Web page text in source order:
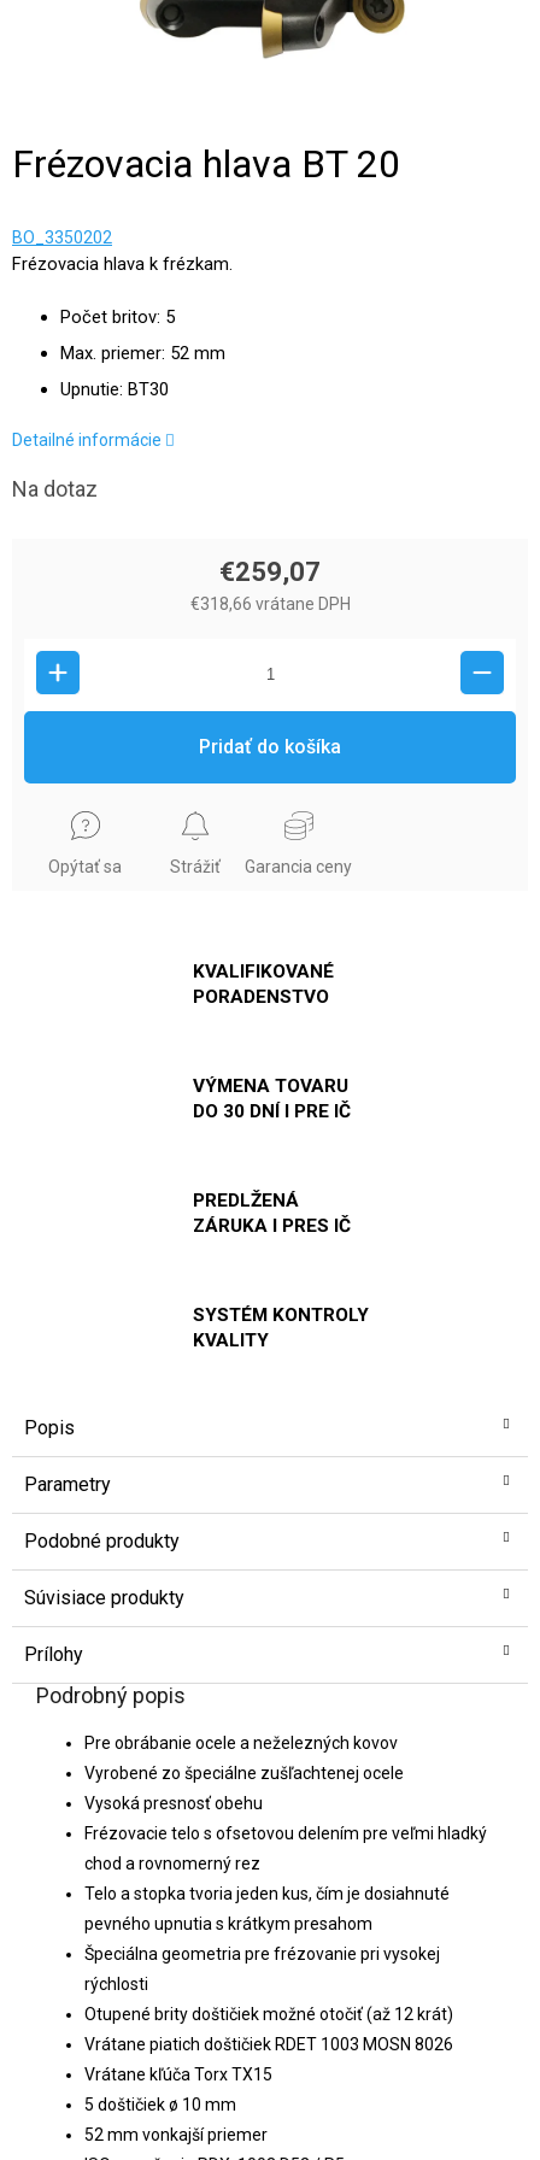
Frézovacia hlava BT 20
BO_3350202
Frézovacia hlava k frézkam.
Počet britov: 5
Max. priemer: 52 mm
Upnutie: BT30
Detailné informácie
Na dotaz
€259,07
€318,66 vrátane DPH
Pridať do košíka
Opýtať sa Strážiť Garancia ceny
KVALIFIKOVANÉ
PORADENSTVO
VÝMENA TOVARU
DO 30 DNÍ I PRE IČ
PREDLŽENÁ
ZÁRUKA I PRES IČ
SYSTÉM KONTROLY
KVALITY
Popis
Parametry
Podobné produkty
Súvisiace produkty
Prílohy
Podrobný popis
Pre obrábanie ocele a neželezných kovov
Vyrobené zo špeciálne zušľachtenej ocele
Vysoká presnosť obehu
Frézovacie telo s ofsetovou delením pre veľmi hladký
chod a rovnomerný rez
Telo a stopka tvoria jeden kus, čím je dosiahnuté
pevného upnutia s krátkym presahom
Špeciálna geometria pre frézovanie pri vysokej
rýchlosti
Otupené brity doštičiek možné otočiť (až 12 krát)
Vrátane piatich doštičiek RDET 1003 MOSN 8026
Vrátane kľúča Torx TX15
5 doštičiek ø 10 mm
52 mm vonkajší priemer